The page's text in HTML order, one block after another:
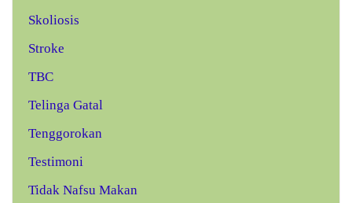
Skoliosis
Stroke
TBC
Telinga Gatal
Tenggorokan
Testimoni
Tidak Nafsu Makan